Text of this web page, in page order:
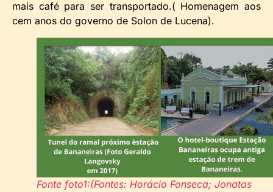
mais café para ser transportado.( Homenagem aos
cem anos do governo de Solon de Lucena).
Fonte foto1:(Fontes: Horácio Fonseca; Jonatas